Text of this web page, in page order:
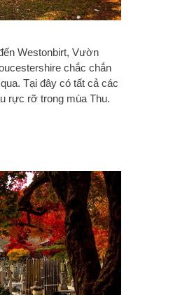
Westonbirt, Vườn
chắc chắn
Tại đây có tất cả các
rực rỡ trong mùa Thu.